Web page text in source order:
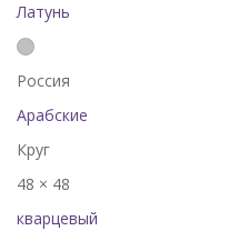
Латунь
Россия
Арабские
Круг
48 × 48
кварцевый